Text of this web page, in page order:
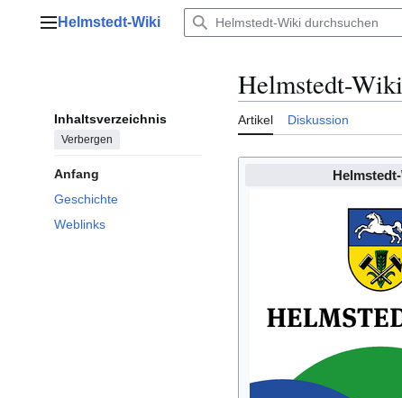
Hauptmenü
Helmstedt-Wiki
Inhaltsverzeichnis
Verbergen
Anfang
Geschichte
Weblinks
Helmstedt-Wiki
Artikel Diskussion